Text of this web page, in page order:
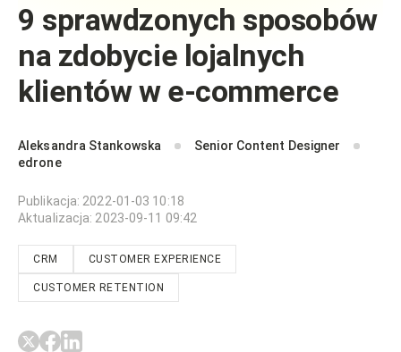
9 sprawdzonych sposobów
na zdobycie lojalnych
klientów w e-commerce
Aleksandra Stankowska
Senior Content Designer
edrone
Publikacja: 2022-01-03 10:18
Aktualizacja: 2023-09-11 09:42
CRM CUSTOMER EXPERIENCE
CUSTOMER RETENTION